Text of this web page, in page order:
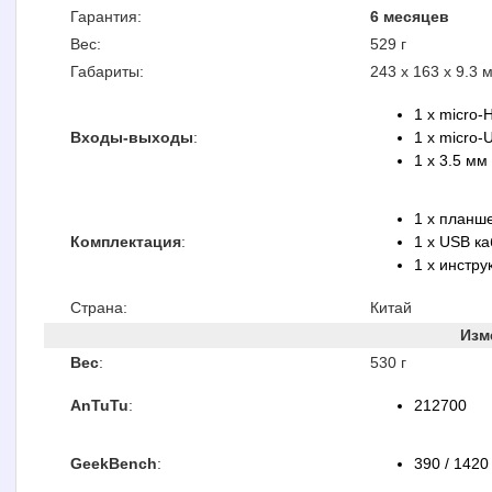
Гарантия:
6 месяцев
Вес:
529 г
Габариты:
243 x 163 x 9.3
Входы-выходы:
1 x micro-
1 x micro-
1 x 3.5 мм
Комплектация:
1 x
1 x USB
1 x
Страна:
Китай
Вес: 530 г
AnTuTu: 212700
GeekBench: 390 / 1420